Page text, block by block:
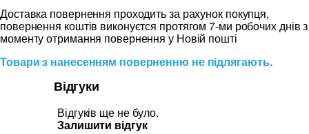
Доставка повернення проходить за рахунок покупця,
повернення коштів виконуєтся протягом 7-ми робочих днів з
моменту отримання повернення у Новій пошті
Товари з нанесенням поверненню не підлягають.
Відгуки
Відгуків ще не було.
Залишити відгук